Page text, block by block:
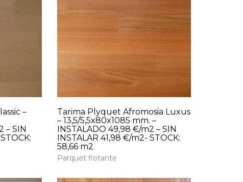
–
– SIN
Tarima Plyquet Afromosia Luxus
– 13,5/5,5x80x1085 mm. –
INSTALADO 49,98 €/m2 – SIN
INSTALAR 41,98 €/m2- STOCK:
58,66 m2
Parquet flotante